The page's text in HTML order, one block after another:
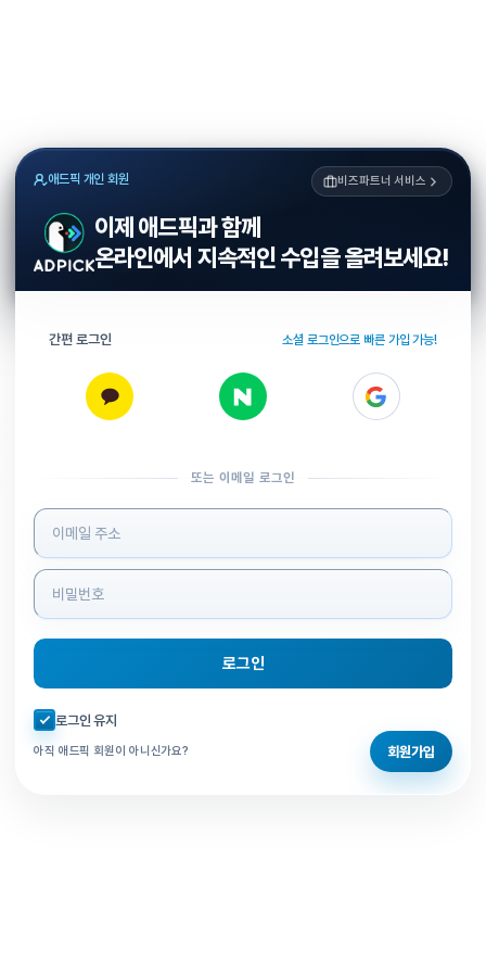
애드픽 개인 회원 비즈파트너 서비스
이제 애드픽과 함께
온라인에서 지속적인 수입을 올려보세요!
간편 로그인 소셜 로그인으로 빠른 가입 가능!
또는 이메일 로그인
로그인 정보 입력
로그인
자동로그인 체크
로그인 유지
아직 애드픽 회원이 아니신가요? 회원가입